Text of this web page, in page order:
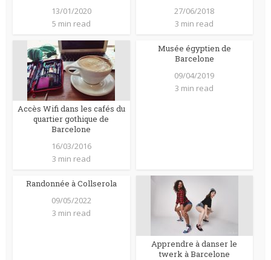
13/01/2020
5 min read
27/06/2018
3 min read
Accès Wifi dans les cafés du
quartier gothique de
Barcelone
16/03/2016
3 min read
Musée égyptien de
Barcelone
09/04/2019
3 min read
Randonnée à Collserola
09/05/2022
3 min read
Apprendre à danser le
twerk à Barcelone